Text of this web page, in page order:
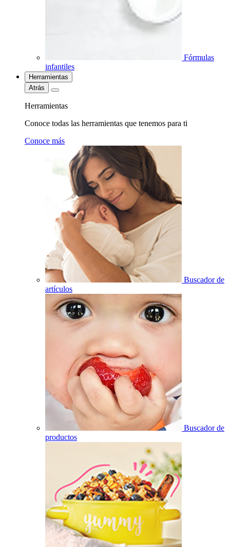
Fórmulas
infantiles
Herramientas
Atrás
Herramientas
Conoce todas las herramientas que tenemos para ti
Conoce más
Buscador de
artículos
Buscador de
productos